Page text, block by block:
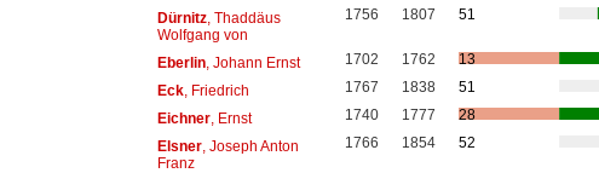
Dürnitz, Thaddäus
Wolfgang von
1756 1807 51
Eberlin, Johann Ernst 1702 1762
13
Eck, Friedrich 1767 1838
51
Eichner, Ernst 1740 1777
28
Elsner, Joseph Anton
Franz
1766 1854 52